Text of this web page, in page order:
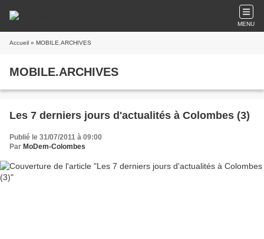
MENU
Accueil » MOBILE.ARCHIVES
MOBILE.ARCHIVES
Les 7 derniers jours d'actualités à Colombes (3)
Publié le 31/07/2011 à 09:00
Par MoDem-Colombes